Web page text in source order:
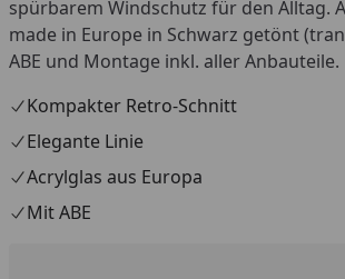
spürbarem Windschutz für den Alltag.
made in Europe in Schwarz getönt
ABE und Montage inkl. aller Anbauteile.
Kompakter Retro-Schnitt
Elegante Linie
Acrylglas aus Europa
Mit ABE